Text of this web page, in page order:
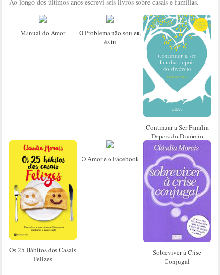
Ao longo dos últimos anos escrevi seis livros sobre casais e famílias.
Manual do Amor
O Problema não sou eu,
és tu
Continuar a Ser Família
Depois do Divórcio
Os 25 Hábitos dos Casais
Felizes
O Amor e o Facebook
Sobreviver à Crise
Conjugal